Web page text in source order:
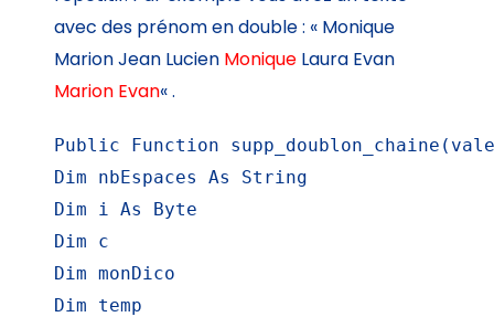
avec des prénom en double : « Monique
Marion Jean Lucien Monique Laura Evan
Marion Evan« .
Public Function
Dim nbEspaces As String
Dim i As Byte
Dim c
Dim monDico
Dim temp